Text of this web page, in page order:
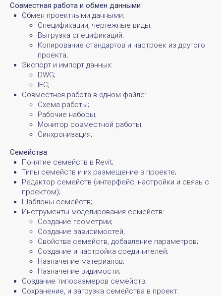
Совместная работа и обмен данными
Обмен проектными данными:
Спецификации, чертежные виды;
Выгрузка спецификаций;
Копирование стандартов и настроек из другого
проекта;
Экспорт и импорт данных:
DWG;
IFC;
Совместная работа в одном файле:
Схема работы;
Рабочие наборы;
Монитор совместной работы;
Синхронизация;
Семейства
Понятие семейств в Revit;
Типы семейств и их размещение в проекте;
Редактор семейств (интерфейс, настройки и связь с
проектом);
Шаблоны семейств;
Инструменты моделирования семейств:
Создание геометрии;
Создание зависимостей;
Свойства семейств, добавление параметров;
Создание и настройка соединителей;
Назначение материалов;
Назначение видимости;
Создание типоразмеров семейств;
Сохранение, и загрузка семейства в проект.